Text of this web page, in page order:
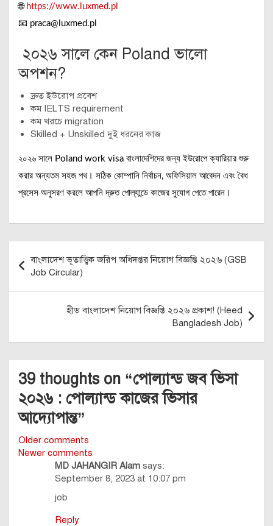
🌐 https://www.luxmed.pl
📧 praca@luxmed.pl
২০২৬ সালে কেন Poland ভালো
অপশন?
দ্রুত ইউরোপ প্রবেশ
কম IELTS requirement
কম খরচে migration
Skilled + Unskilled দুই ধরনের কাজ
২০২৬ সালে Poland work visa বাংলাদেশিদের জন্য ইউরোপে ক্যারিয়ার শুরু
করার অন্যতম সহজ পথ। সঠিক কোম্পানি নির্বাচন, অফিসিয়াল আবেদন এবং বৈধ
প্রসেস অনুসরণ করলে আপনি দ্রুত পোল্যান্ডে কাজের সুযোগ পেতে পারেন।
navigation
বাংলাদেশ ভূতাত্ত্বিক জরিপ অধিদপ্তর নিয়োগ বিজ্ঞপ্তি ২০২৬ (GSB
Job Circular)
হীড বাংলাদেশ নিয়োগ বিজ্ঞপ্তি ২০২৬ প্রকাশ! (Heed
Bangladesh Job)
39 thoughts on “পোল্যান্ড জব ভিসা
২০২৬ : পোল্যান্ড কাজের ভিসার
আদ্যোপান্ত”
Comments
navigation
Older comments
Newer comments
MD JAHANGIR Alam says:
September 8, 2023 at 10:07 pm
job
Reply